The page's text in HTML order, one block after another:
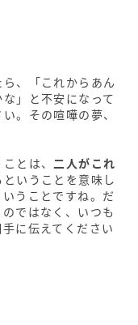
、「これからあん
」と不安になって
。その喧嘩の夢、
とは、 二人がこれ
ということを意味し
うことですね。だ
ではなく、いつも
に伝えてください